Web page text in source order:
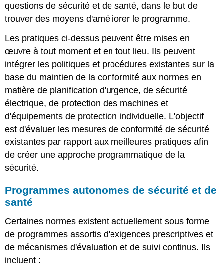
questions de sécurité et de santé, dans le but de
trouver des moyens d'améliorer le programme.
Les pratiques ci-dessus peuvent être mises en
œuvre à tout moment et en tout lieu. Ils peuvent
intégrer les politiques et procédures existantes sur la
base du maintien de la conformité aux normes en
matière de planification d'urgence, de sécurité
électrique, de protection des machines et
d'équipements de protection individuelle. L'objectif
est d'évaluer les mesures de conformité de sécurité
existantes par rapport aux meilleures pratiques afin
de créer une approche programmatique de la
sécurité.
Programmes autonomes de sécurité et de
santé
Certaines normes existent actuellement sous forme
de programmes assortis d'exigences prescriptives et
de mécanismes d'évaluation et de suivi continus. Ils
incluent :